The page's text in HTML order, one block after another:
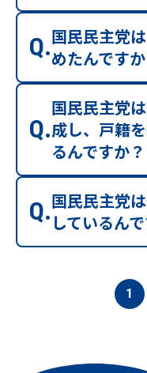
国民民主党
めたんですか
国民民主党
成し、戸籍
るんですか？
国民民主党
しているん
1